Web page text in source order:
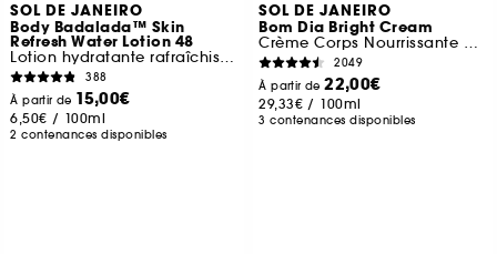
SOL DE JANEIRO
Body Badalada™ Skin
Refresh Water Lotion 48
Lotion hydratante rafraîchissante
388
À partir de 15,00€
6,50€ / 100ml
2 contenances disponibles
SOL DE JANEIRO
Bom Dia Bright Cream
Crème Corps Nourrissante et Exfoliante
2049
À partir de22,00€
29,33€ / 100ml
3 contenances disponibles